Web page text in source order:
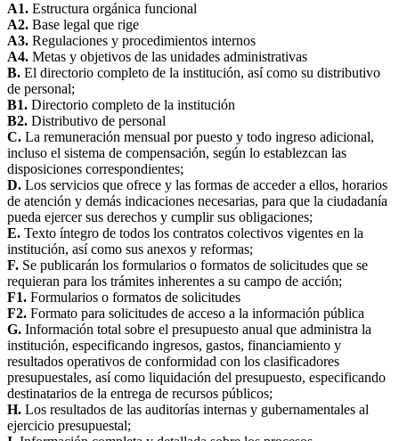
A1. Estructura orgánica funcional
A2. Base legal que rige
A3. Regulaciones y procedimientos internos
A4. Metas y objetivos de las unidades administrativas
B. El directorio completo de la institución, así como su distributivo
de personal;
B1. Directorio completo de la institución
B2. Distributivo de personal
C. La remuneración mensual por puesto y todo ingreso adicional,
incluso el sistema de compensación, según lo establezcan las
disposiciones correspondientes;
D. Los servicios que ofrece y las formas de acceder a ellos, horarios
de atención y demás indicaciones necesarias, para que la ciudadanía
pueda ejercer sus derechos y cumplir sus obligaciones;
E. Texto íntegro de todos los contratos colectivos vigentes en la
institución, así como sus anexos y reformas;
F. Se publicarán los formularios o formatos de solicitudes que se
requieran para los trámites inherentes a su campo de acción;
F1. Formularios o formatos de solicitudes
F2. Formato para solicitudes de acceso a la información pública
G. Información total sobre el presupuesto anual que administra la
institución, especificando ingresos, gastos, financiamiento y
resultados operativos de conformidad con los clasificadores
presupuestales, así como liquidación del presupuesto, especificando
destinatarios de la entrega de recursos públicos;
H. Los resultados de las auditorías internas y gubernamentales al
ejercicio presupuestal;